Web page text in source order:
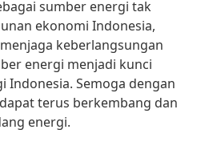
sumber energi tak
ekonomi Indonesia,
keberlangsungan
energi menjadi kunci
Indonesia. Semoga dengan
terus berkembang dan
energi.